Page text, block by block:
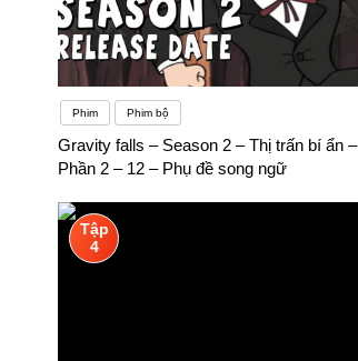
Phim Phim bộ
Gravity falls – Season 2 – Thị trấn bí ẩn –
Phần 2 – 12 – Phụ đề song ngữ
Tập
4